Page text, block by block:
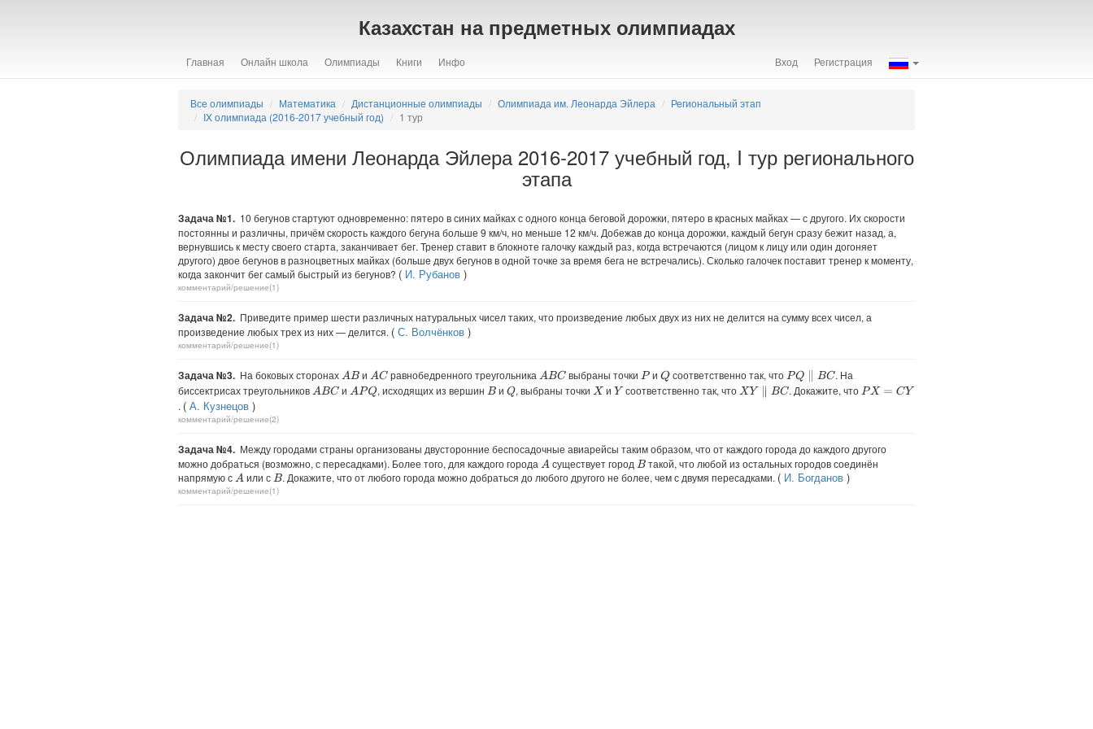
Казахстан на предметных олимпиадах
Главная Онлайн школа Олимпиады Книги Инфо Вход Регистрация
Все олимпиады Математика Дистанционные олимпиады Олимпиада им. Леонарда Эйлера
Региональный этап
IX олимпиада (2016-2017 учебный год)
1 тур
Олимпиада имени Леонарда Эйлера 2016-2017 учебный год, I тур регионального
этапа
Задача №1. 10 бегунов стартуют одновременно: пятеро в синих майках с одного конца беговой дорожки, пятеро в красных майках — с другого. Их скорости
постоянны и различны, причём скорость каждого бегуна больше 9 км/ч, но меньше 12 км/ч. Добежав до конца дорожки, каждый бегун сразу бежит назад, а,
вернувшись к месту своего старта, заканчивает бег. Тренер ставит в блокноте галочку каждый раз, когда встречаются (лицом к лицу или один догоняет
другого) двое бегунов в разноцветных майках (больше двух бегунов в одной точке за время бега не встречались). Сколько галочек поставит тренер к моменту,
когда закончит бег самый быстрый из бегунов? ( И. Рубанов )
комментарий/решение(1)
Задача №2. Приведите пример шести различных натуральных чисел таких, что произведение любых двух из них не делится на сумму всех чисел, а
произведение любых трех из них — делится. ( С. Волчёнков )
комментарий/решение(1)
Задача №3. На боковых сторонахAB и AC равнобедренного треугольника ABC выбраны точки P иQсоответственно так, чтоPQ∥ C
. На
биссектрисах треугольниковABC и APQ , исходящих из вершин Bи Q, выбраны точки X и Yсоответственно так, чтоXY∥B C . Докажите, чтоPX= CY
. ( А. Кузнецов )
комментарий/решение(2)
Задача №4. Между городами страны организованы двусторонние беспосадочные авиарейсы таким образом, что от каждого города до каждого другого
можно добраться (возможно, с пересадками). Более того, для каждого города A существует город B такой, что любой из остальных городов соединён
напрямую сA или сB . Докажите, что от любого города можно добраться до любого другого не более, чем с двумя пересадками. ( И. Богданов )
комментарий/решение(1)